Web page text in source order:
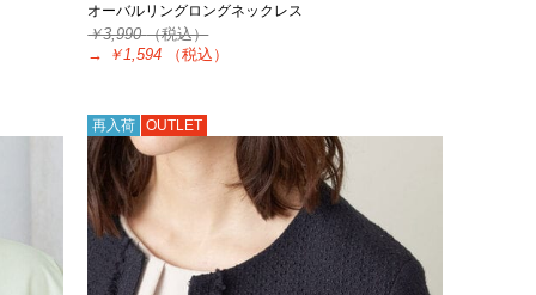
オーバルリングロングネックレス
￥3,990（税込）
→
￥1,594 （税込）
再入荷 OUTLET